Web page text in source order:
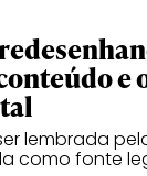
e
lembrada
como fonte